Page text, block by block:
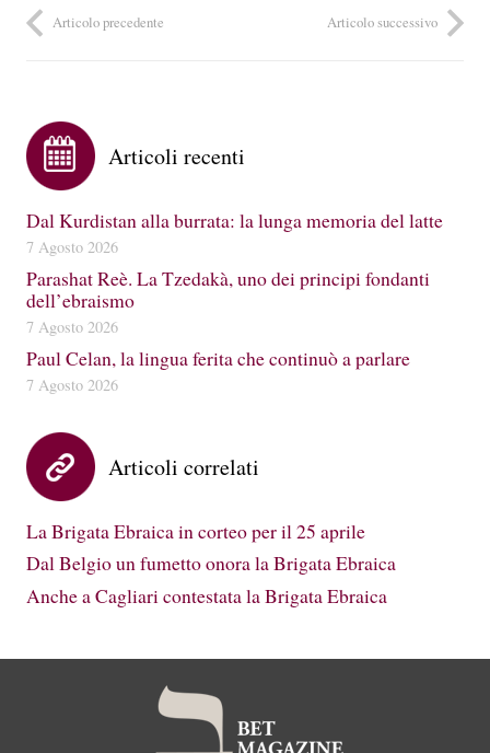
Articolo precedente Articolo successivo
Articoli recenti
Dal Kurdistan alla burrata: la lunga memoria del latte
7 Agosto 2026
Parashat Reè. La Tzedakà, uno dei principi fondanti
dell’ebraismo
7 Agosto 2026
Paul Celan, la lingua ferita che continuò a parlare
7 Agosto 2026
Articoli correlati
La Brigata Ebraica in corteo per il 25 aprile
Dal Belgio un fumetto onora la Brigata Ebraica
Anche a Cagliari contestata la Brigata Ebraica